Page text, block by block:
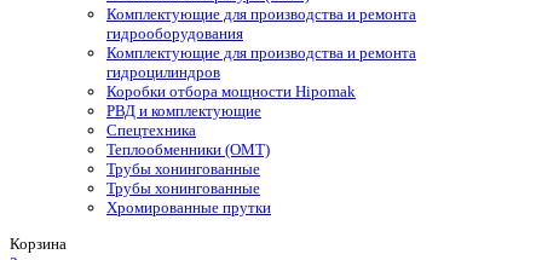
Комплектующие для производства и ремонта
гидрооборудования
Комплектующие для производства и ремонта
гидроцилиндров
Коробки отбора мощности Hipomak
РВД и комплектующие
Спецтехника
Теплообменники (OMT)
Трубы хонингованные
Трубы хонингованные
Хромированные прутки
Корзина